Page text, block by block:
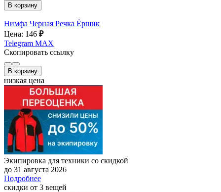
В корзину
Нимфа Черная Речка Ёршик
Цена: 146 ₽
Telegram MAX
Скопировать ссылку
В корзину
низкая цена
Экипировка для техники со скидкой
до 31 августа 2026
Подробнее
скидки от 3 вещей